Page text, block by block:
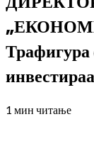
Трафигура
1 мин читање